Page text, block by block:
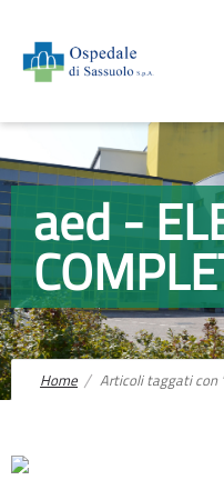
aed -
Home Articoli taggati con